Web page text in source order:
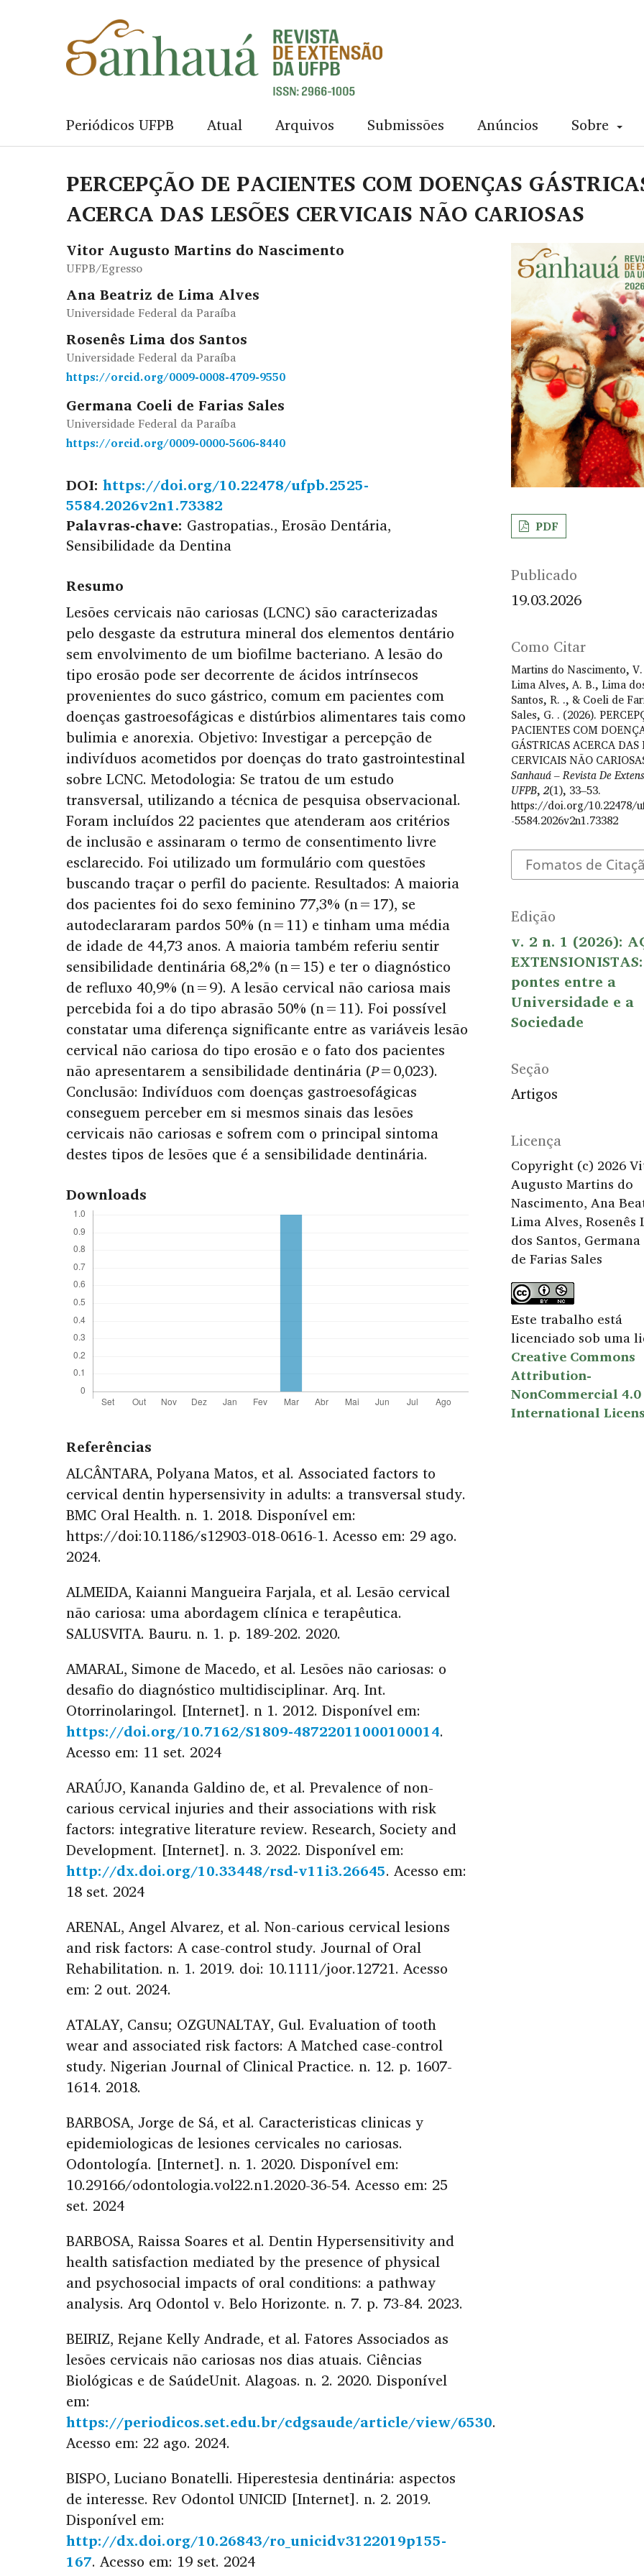
Periódicos UFPB Atual Arquivos Submissões Anúncios Sobre
PERCEPÇÃO DE PACIENTES COM DOENÇAS
ACERCA DAS LESÕES CERVICAIS NÃO CARIOSAS
Vitor Augusto Martins do Nascimento
UFPB/Egresso
Ana Beatriz de Lima Alves
Universidade Federal da Paraíba
Rosenês Lima dos Santos
Universidade Federal da Paraíba
https://orcid.org/0009-0008-4709-9550
Germana Coeli de Farias Sales
Universidade Federal da Paraíba
https://orcid.org/0009-0000-5606-8440
DOI: https://doi.org/10.22478/ufpb.2525-
5584.2026v2n1.73382
Palavras-chave: Gastropatias., Erosão Dentária,
Sensibilidade da Dentina
Resumo
Lesões cervicais não cariosas (LCNC) são caracterizadas
pelo desgaste da estrutura mineral dos elementos dentário
sem envolvimento de um biofilme bacteriano. A lesão do
tipo erosão pode ser decorrente de ácidos intrínsecos
provenientes do suco gástrico, comum em pacientes com
doenças gastroesofágicas e distúrbios alimentares tais como
bulimia e anorexia. Objetivo: Investigar a percepção de
indivíduos acometidos por doenças do trato gastrointestinal
sobre LCNC. Metodologia: Se tratou de um estudo
transversal, utilizando a técnica de pesquisa observacional.
Foram incluídos 22 pacientes que atenderam aos critérios
de inclusão e assinaram o termo de consentimento livre
esclarecido. Foi utilizado um formulário com questões
buscando traçar o perfil do paciente. Resultados: A maioria
dos pacientes foi do sexo feminino 77,3% (n=17), se
autodeclararam pardos 50% (n=11) e tinham uma média
de idade de 44,73 anos. A maioria também referiu sentir
sensibilidade dentinária 68,2% (n=15) e ter o diagnóstico
de refluxo 40,9% (n=9). A lesão cervical não cariosa mais
percebida foi a do tipo abrasão 50% (n=11). Foi possível
constatar uma diferença significante entre as variáveis lesão
cervical não cariosa do tipo erosão e o fato dos pacientes
não apresentarem a sensibilidade dentinária (P=0,023).
Conclusão: Indivíduos com doenças gastroesofágicas
conseguem perceber em si mesmos sinais das lesões
cervicais não cariosas e sofrem com o principal sintoma
destes tipos de lesões que é a sensibilidade dentinária.
Downloads
Referências
ALCÂNTARA, Polyana Matos, et al. Associated factors to
cervical dentin hypersensivity in adults: a transversal study.
BMC Oral Health. n. 1. 2018. Disponível em:
https://doi:10.1186/s12903-018-0616-1. Acesso em: 29 ago.
2024.
ALMEIDA, Kaianni Mangueira Farjala, et al. Lesão cervical
não cariosa: uma abordagem clínica e terapêutica.
SALUSVITA. Bauru. n. 1. p. 189-202. 2020.
AMARAL, Simone de Macedo, et al. Lesões não cariosas: o
desafio do diagnóstico multidisciplinar. Arq. Int.
Otorrinolaringol. [Internet]. n 1. 2012. Disponível em:
https://doi.org/10.7162/S1809-48722011000100014.
Acesso em: 11 set. 2024
ARAÚJO, Kananda Galdino de, et al. Prevalence of non-
carious cervical injuries and their associations with risk
factors: integrative literature review. Research, Society and
Development. [Internet]. n. 3. 2022. Disponível em:
http://dx.doi.org/10.33448/rsd-v11i3.26645. Acesso em:
18 set. 2024
ARENAL, Angel Alvarez, et al. Non-carious cervical lesions
and risk factors: A case-control study. Journal of Oral
Rehabilitation. n. 1. 2019. doi: 10.1111/joor.12721. Acesso
em: 2 out. 2024.
ATALAY, Cansu; OZGUNALTAY, Gul. Evaluation of tooth
wear and associated risk factors: A Matched case-control
study. Nigerian Journal of Clinical Practice. n. 12. p. 1607-
1614. 2018.
BARBOSA, Jorge de Sá, et al. Caracteristicas clinicas y
epidemiologicas de lesiones cervicales no cariosas.
Odontología. [Internet]. n. 1. 2020. Disponível em:
10.29166/odontologia.vol22.n1.2020-36-54. Acesso em: 25
set. 2024
BARBOSA, Raissa Soares et al. Dentin Hypersensitivity and
health satisfaction mediated by the presence of physical
and psychosocial impacts of oral conditions: a pathway
analysis. Arq Odontol v. Belo Horizonte. n. 7. p. 73-84. 2023.
BEIRIZ, Rejane Kelly Andrade, et al. Fatores Associados as
lesões cervicais não cariosas nos dias atuais. Ciências
Biológicas e de SaúdeUnit. Alagoas. n. 2. 2020. Disponível
em:
https://periodicos.set.edu.br/cdgsaude/article/view/6530.
Acesso em: 22 ago. 2024.
BISPO, Luciano Bonatelli. Hiperestesia dentinária: aspectos
de interesse. Rev Odontol UNICID [Internet]. n. 2. 2019.
Disponível em:
http://dx.doi.org/10.26843/ro_unicidv3122019p155-
167. Acesso em: 19 set. 2024
PDF
Publicado
19.03.2026
Como Citar
Martins do Nascimento,
Lima Alves, A. B., Lima
Santos, R. ., & Coeli de
Sales, G. . (2026).
PACIENTES COM
GÁSTRICAS ACERCA DAS
CERVICAIS NÃO
Sanhauá – Revista De
UFPB,2(1), 33–53.
https://doi.org/10.22478/
-5584.2026v2n1.73382
Fomatos de
Edição
v. 2 n. 1 (2026):
EXTENSIONISTAS:
pontes entre a
Universidade e a
Sociedade
Seção
Artigos
Licença
Copyright (c) 2026
Augusto Martins do
Nascimento, Ana
Lima Alves, Rosenês
dos Santos,
de Farias Sales
Este trabalho está
licenciado sob uma
Creative Commons
Attribution-
NonCommercial 4.0
International